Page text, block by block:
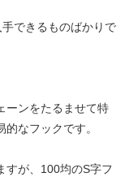
できるものばかりで
ーンをたるませて特
なフックです。
すが、100均のS字フ